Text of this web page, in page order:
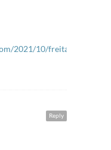
2021/10/freitags-
Reply